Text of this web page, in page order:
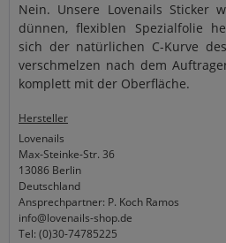
Nein. Unsere Lovenails Sticker
dünnen, flexiblen Spezialfolie
sich der natürlichen C-Kurve
verschmelzen nach dem
komplett mit der Oberfläche.
Hersteller
Lovenails
Max-Steinke-Str. 36
13086 Berlin
Deutschland
Ansprechpartner: P. Koch Ramos
info@lovenails-shop.de
Tel: (0)30-74785225